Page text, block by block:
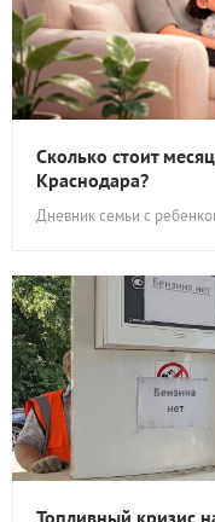
Сколько стоит
Краснодара?
Дневник семьи с
Топливный кризис